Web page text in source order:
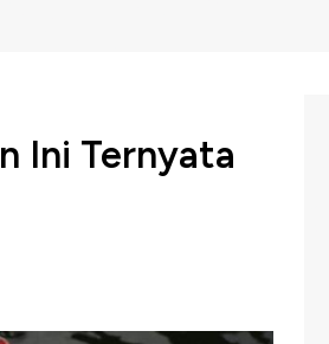
Ini Ternyata